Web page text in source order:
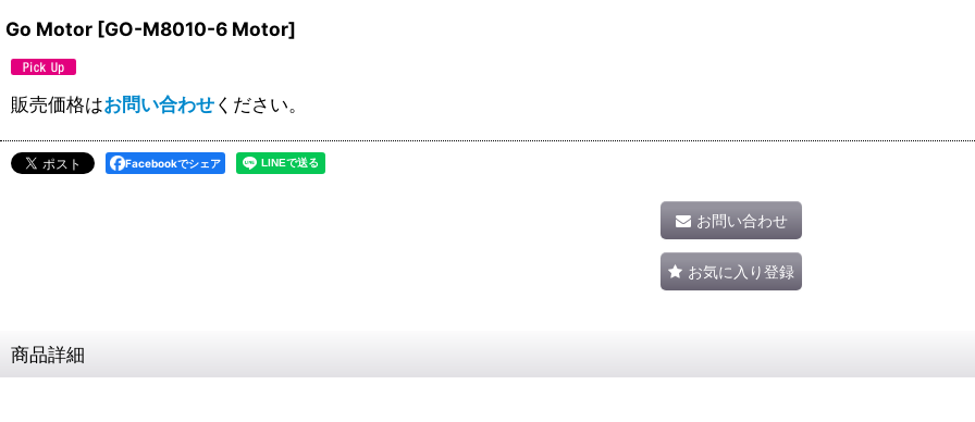
Go Motor [GO-M8010-6 Motor]
販売価格はお問い合わせください。
Facebookでシェア
お問い合わせ
お気に入り登録
商品詳細